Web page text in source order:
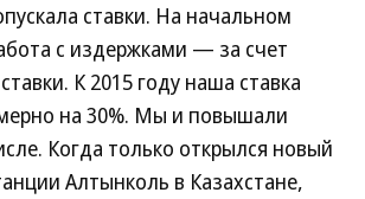
ставки. На начальном
с издержками — за счет
К 2015 году наша ставка
на 30%. Мы и повышали
Когда только открылся новый
Алтынколь в Казахстане,